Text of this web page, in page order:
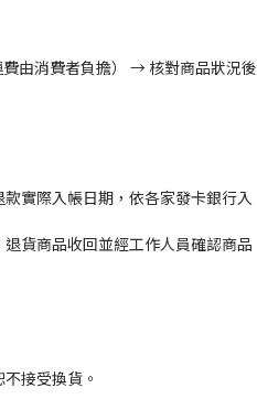
由消費者負擔） → 核對商品狀況後
實際入帳日期，依各家發卡銀行入
貨商品收回並經工作人員確認商品
接受換貨。